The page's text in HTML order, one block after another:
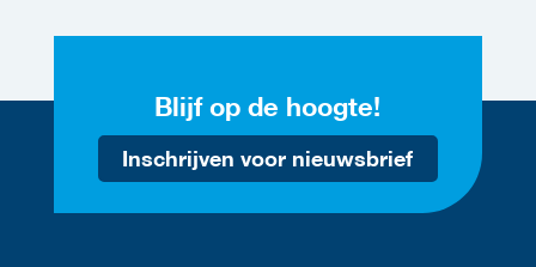
Blijf op de hoogte!
Inschrijven voor nieuwsbrief